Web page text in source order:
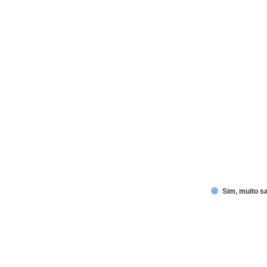
Sim, muito
A infraestrutura dos locais de